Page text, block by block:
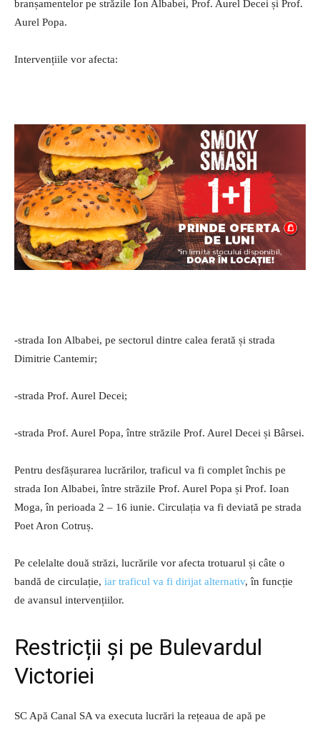
branșamentelor pe străzile Ion Albabei, Prof. Aurel Decei și Prof.
Aurel Popa.
Intervențiile vor afecta:
-strada Ion Albabei, pe sectorul dintre calea ferată și strada
Dimitrie Cantemir;
-strada Prof. Aurel Decei;
-strada Prof. Aurel Popa, între străzile Prof. Aurel Decei și Bârsei.
Pentru desfășurarea lucrărilor, traficul va fi complet închis pe
strada Ion Albabei, între străzile Prof. Aurel Popa și Prof. Ioan
Moga, în perioada 2 – 16 iunie. Circulația va fi deviată pe strada
Poet Aron Cotruș.
Pe celelalte două străzi, lucrările vor afecta trotuarul și câte o
bandă de circulație, iar traficul va fi dirijat alternativ, în funcție
de avansul intervențiilor.
Restricții și pe Bulevardul
Victoriei
SC Apă Canal SA va executa lucrări la rețeaua de apă pe